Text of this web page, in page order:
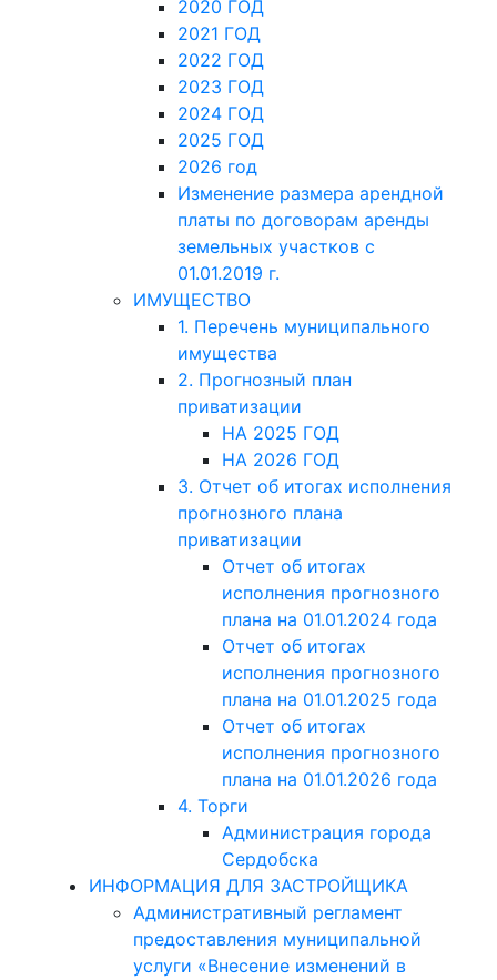
2020 ГОД
2021 ГОД
2022 ГОД
2023 ГОД
2024 ГОД
2025 ГОД
2026 год
Изменение размера арендной
платы по договорам аренды
земельных участков с
01.01.2019 г.
ИМУЩЕСТВО
1. Перечень муниципального
имущества
2. Прогнозный план
приватизации
НА 2025 ГОД
НА 2026 ГОД
3. Отчет об итогах исполнения
прогнозного плана
приватизации
Отчет об итогах
исполнения прогнозного
плана на 01.01.2024 года
Отчет об итогах
исполнения прогнозного
плана на 01.01.2025 года
Отчет об итогах
исполнения прогнозного
плана на 01.01.2026 года
4. Торги
Администрация города
Сердобска
ИНФОРМАЦИЯ ДЛЯ ЗАСТРОЙЩИКА
Административный регламент
предоставления муниципальной
услуги «Внесение изменений в